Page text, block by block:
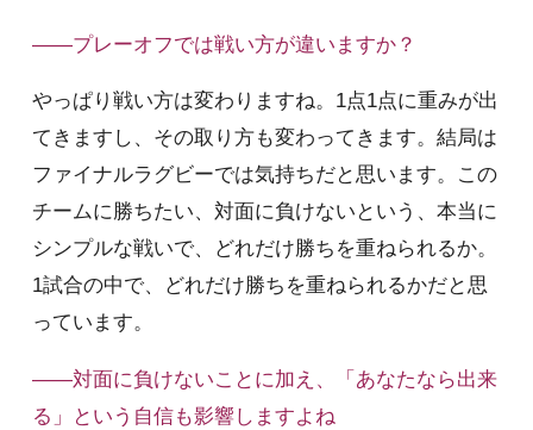
――プレーオフでは戦い方が違いますか？
やっぱり戦い方は変わりますね。1点1点に重みが出
てきますし、その取り方も変わってきます。結局は
ファイナルラグビーでは気持ちだと思います。この
チームに勝ちたい、対面に負けないという、本当に
シンプルな戦いで、どれだけ勝ちを重ねられるか。
1試合の中で、どれだけ勝ちを重ねられるかだと思
っています。
――対面に負けないことに加え、「あなたなら出来
る」という自信も影響しますよね